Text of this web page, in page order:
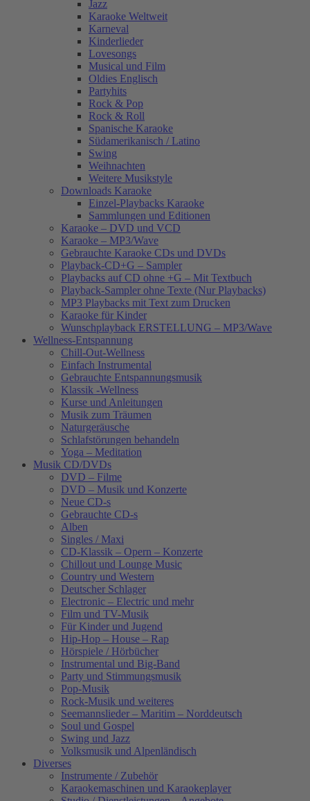
Jazz
Karaoke Weltweit
Karneval
Kinderlieder
Lovesongs
Musical und Film
Oldies Englisch
Partyhits
Rock & Pop
Rock & Roll
Spanische Karaoke
Südamerikanisch / Latino
Swing
Weihnachten
Weitere Musikstyle
Downloads Karaoke
Einzel-Playbacks Karaoke
Sammlungen und Editionen
Karaoke – DVD und VCD
Karaoke – MP3/Wave
Gebrauchte Karaoke CDs und DVDs
Playback-CD+G – Sampler
Playbacks auf CD ohne +G – Mit Textbuch
Playback-Sampler ohne Texte (Nur Playbacks)
MP3 Playbacks mit Text zum Drucken
Karaoke für Kinder
Wunschplayback ERSTELLUNG – MP3/Wave
Wellness-Entspannung
Chill-Out-Wellness
Einfach Instrumental
Gebrauchte Entspannungsmusik
Klassik -Wellness
Kurse und Anleitungen
Musik zum Träumen
Naturgeräusche
Schlafstörungen behandeln
Yoga – Meditation
Musik CD/DVDs
DVD – Filme
DVD – Musik und Konzerte
Neue CD-s
Gebrauchte CD-s
Alben
Singles / Maxi
CD-Klassik – Opern – Konzerte
Chillout und Lounge Music
Country und Western
Deutscher Schlager
Electronic – Electric und mehr
Film und TV-Musik
Für Kinder und Jugend
Hip-Hop – House – Rap
Hörspiele / Hörbücher
Instrumental und Big-Band
Party und Stimmungsmusik
Pop-Musik
Rock-Musik und weiteres
Seemannslieder – Maritim – Norddeutsch
Soul und Gospel
Swing und Jazz
Volksmusik und Alpenländisch
Diverses
Instrumente / Zubehör
Karaokemaschinen und Karaokeplayer